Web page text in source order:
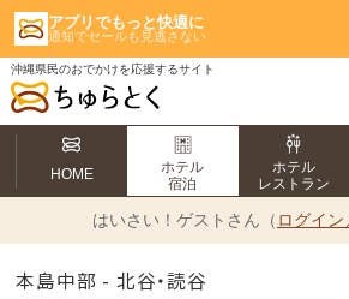
アプリでもっと快適に
通知でセールも見逃さない
沖縄県民のおでかけを応援するサイト
HOME
ホテル
宿泊
ホテル
レストラン
はいさい！ ゲストさん（ ログイ
本島中部 - 北谷・読谷